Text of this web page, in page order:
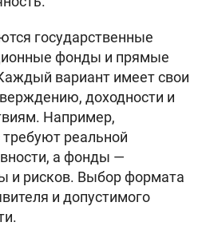
государственные
фонды и прямые
вариант имеет свои
доходности и
Например,
требуют реальной
а фонды —
и рисков. Выбор формата
и допустимого